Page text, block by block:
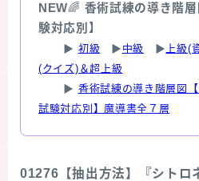
NEW🌈 香術試練の導き階
験対応別】
▶ 初級 ▶ 中級 ▶ 上級(
(クイズ)＆超上級
▶ 香術試練の導き階層図
試験対応別】魔導書全７層
01276【抽出方法】『シトロ